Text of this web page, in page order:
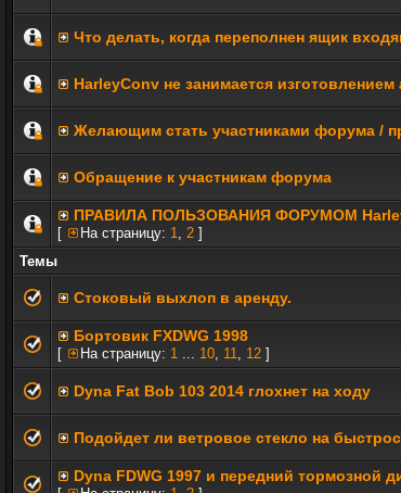
Что делать, когда переполнен ящик
HarleyConv не занимается
Желающим стать участниками форума /
Обращение к участникам форума
ПРАВИЛА ПОЛЬЗОВАНИЯ ФОРУМОМ
[ На страницу: 1, 2 ]
Темы
Стоковый выхлоп в аренду.
Бортовик FXDWG 1998
[ На страницу: 1 ... 10, 11, 12 ]
Dyna Fat Bob 103 2014 глохнет на ходу
Подойдет ли ветровое стекло на
Dyna FDWG 1997 и передний тормозной